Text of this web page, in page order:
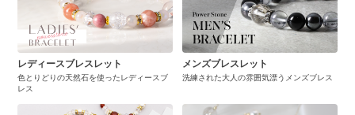
レディースブレスレット
色とりどりの天然石を使ったレディースブ
レス
メンズブレスレット
洗練された大人の雰囲気漂うメンズブレス